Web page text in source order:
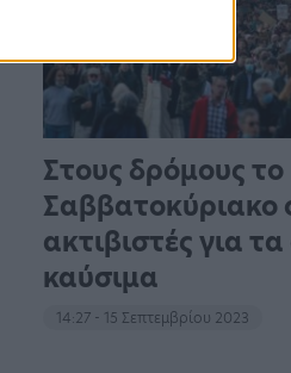
Στους δρόμους το
Σαββατοκύριακο
ακτιβιστές για
καύσιμα
14:27 - 15 Σεπτεμβρίου 2023